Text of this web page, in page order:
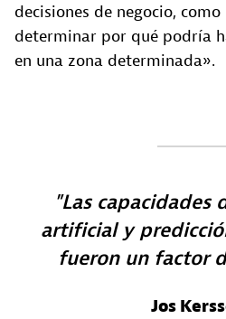
decisiones de negocio,
determinar por qué podría
en una zona determinada».
Las capacidades
artificial y
fueron un factor
Jos